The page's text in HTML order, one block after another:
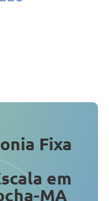
Fixa
em
MA